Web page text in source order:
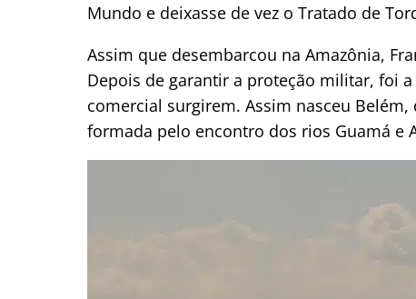
Mundo e deixasse de vez o Tratado de
Assim que desembarcou na Amazônia,
Depois de garantir a proteção militar, foi
comercial surgirem. Assim nasceu
formada pelo encontro dos rios Guamá e